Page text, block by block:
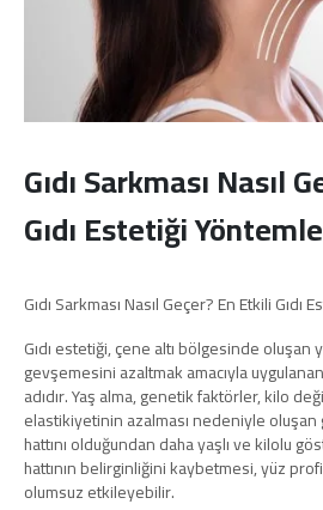
Gıdı Sarkması Nasıl
Gıdı Estetiği
Gıdı Sarkması Nasıl Geçer? En Etkili Gıdı
Gıdı estetiği, çene altı bölgesinde
gevşemesini azaltmak amacıyla
adıdır. Yaş alma, genetik faktörler, kilo
elastikiyetinin azalması nedeniyle oluşan
hattını olduğundan daha yaşlı ve kilolu
hattının belirginliğini kaybetmesi, yüz
olumsuz etkileyebilir.